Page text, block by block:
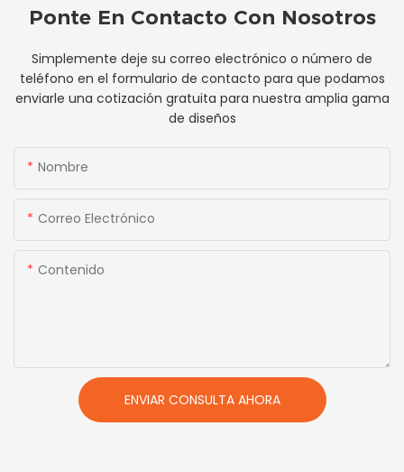
Ponte En Contacto Con Nosotros
Simplemente deje su correo electrónico o número de
teléfono en el formulario de contacto para que podamos
enviarle una cotización gratuita para nuestra amplia gama
de diseños
Nombre
Correo Electrónico
Contenido
ENVIAR CONSULTA AHORA